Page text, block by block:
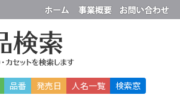
品番 発売日 人名一覧 検索窓